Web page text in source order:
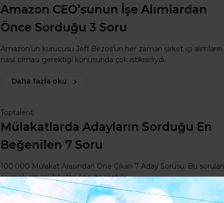
Amazon CEO’sunun İşe Alımlardan
Önce Sorduğu 3 Soru
Amazon'un kurucusu Jeff Bezos'un her zaman şirket içi alımların
nasıl olması gerektiği konusunda çok istikrarlıydı.
Daha fazla oku
Toptalent
Mülakatlarda Adayların Sorduğu En
Beğenilen 7 Soru
100.000 Mülakat Arasından Öne Çıkan 7 Aday Sorusu: Bu soruları
sormak sizi mülakatta öne geçirebilir.
Daha fazla oku